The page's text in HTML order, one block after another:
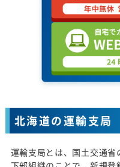
北海道の運輸支局
運輸支局とは、国土交通